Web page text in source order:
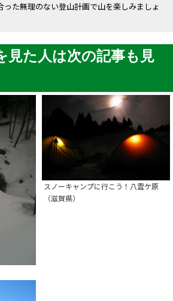
った無理のない登山計画で山を楽しみましょ
見た人は次の記事も見
スノーキャンプに行こう！八雲ケ原
（滋賀県）